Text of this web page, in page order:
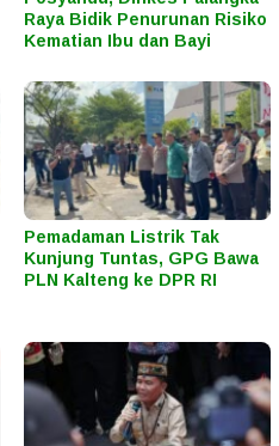
Raya Bidik Penurunan Risiko
Kematian Ibu dan Bayi
Pemadaman Listrik Tak
Kunjung Tuntas, GPG Bawa
PLN Kalteng ke DPR RI